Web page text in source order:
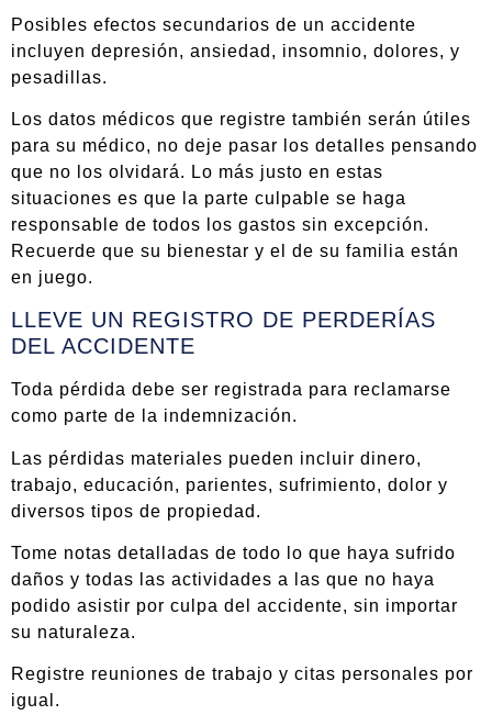
Posibles efectos secundarios de un accidente
incluyen depresión, ansiedad, insomnio, dolores, y
pesadillas.
Los datos médicos que registre también serán útiles
para su médico, no deje pasar los detalles pensando
que no los olvidará. Lo más justo en estas
situaciones es que la parte culpable se haga
responsable de todos los gastos sin excepción.
Recuerde que su bienestar y el de su familia están
en juego.
LLEVE UN REGISTRO DE PERDERÍAS
DEL ACCIDENTE
Toda pérdida debe ser registrada para reclamarse
como parte de la indemnización.
Las pérdidas materiales pueden incluir dinero,
trabajo, educación, parientes, sufrimiento, dolor y
diversos tipos de propiedad.
Tome notas detalladas de todo lo que haya sufrido
daños y todas las actividades a las que no haya
podido asistir por culpa del accidente, sin importar
su naturaleza.
Registre reuniones de trabajo y citas personales por
igual.